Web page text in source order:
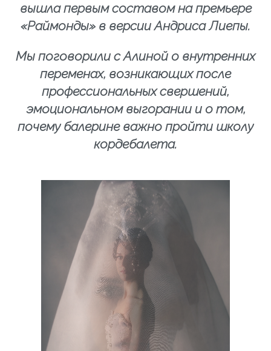
вышла первым составом на премьере
«Раймонды» в версии Андриса Лиепы.
Мы поговорили с Алиной о внутренних
переменах, возникающих после
профессиональных свершений,
эмоциональном выгорании и о том,
почему балерине важно пройти школу
кордебалета.